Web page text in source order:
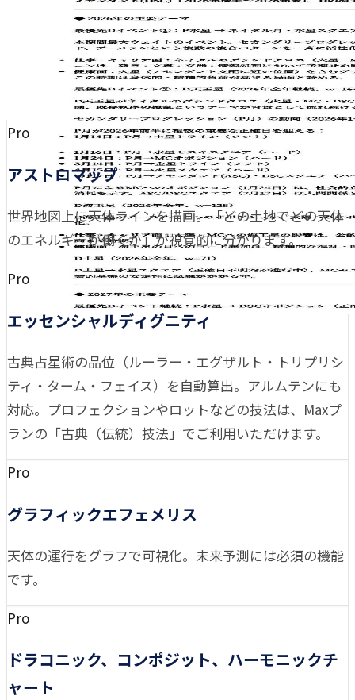
Pro
アストロマップ
世界地図上に天体ラインを描画。「どの土地でどの天体
のエネルギーが働くか」が視覚的に分かります。
Pro
エッセンシャルディグニティ
古典占星術の品位（ルーラー・エグザルト・トリプリシ
ティ・ターム・フェイス）を自動算出。アルムテンにも
対応。プロフェクションやロットなどの技法は、Maxプ
ランの「古典（伝統）技法」でご利用いただけます。
Pro
グラフィックエフェメリス
天体の運行をグラフで可視化。未来予測には必須の機能
です。
Pro
ドラコニック、コンポジット、ハーモニックチ
ャート